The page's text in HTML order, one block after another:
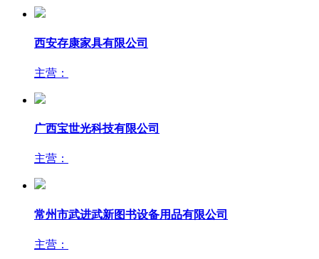
西安存康家具有限公司
主营：
广西宝世光科技有限公司
主营：
常州市武进武新图书设备用品有限公司
主营：